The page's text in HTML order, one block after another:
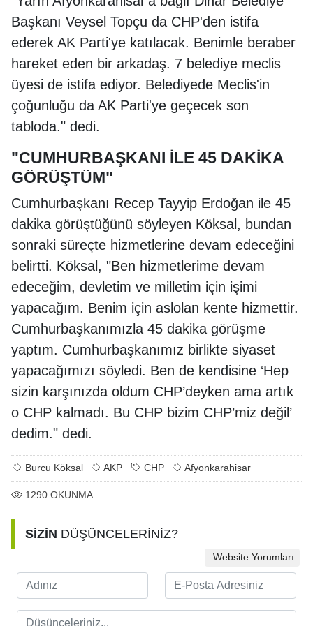
Başkanı Veysel Topçu da CHP'den istifa
ederek AK Parti'ye katılacak. Benimle beraber
hareket eden bir arkadaş. 7 belediye meclis
üyesi de istifa ediyor. Belediyede Meclis'in
çoğunluğu da AK Parti'ye geçecek son
tabloda." dedi.
"CUMHURBAŞKANI İLE 45 DAKİKA
GÖRÜŞTÜM"
Cumhurbaşkanı Recep Tayyip Erdoğan ile 45
dakika görüştüğünü söyleyen Köksal, bundan
sonraki süreçte hizmetlerine devam edeceğini
belirtti. Köksal, "Ben hizmetlerime devam
edeceğim, devletim ve milletim için işimi
yapacağım. Benim için aslolan kente hizmettir.
Cumhurbaşkanımızla 45 dakika görüşme
yaptım. Cumhurbaşkanımız birlikte siyaset
yapacağımızı söyledi. Ben de kendisine ‘Hep
sizin karşınızda oldum CHP’deyken ama artık
o CHP kalmadı. Bu CHP bizim CHP’miz değil’
dedim." dedi.
Burcu Köksal AKP CHP Afyonkarahisar
1290 OKUNMA
SİZİN DÜŞÜNCELERİNİZ?
Website Yorumları